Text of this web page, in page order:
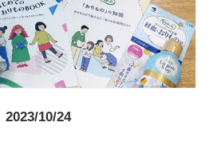
2023/10/24